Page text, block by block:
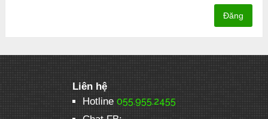
Liên hệ
Hotline 055.955.2455